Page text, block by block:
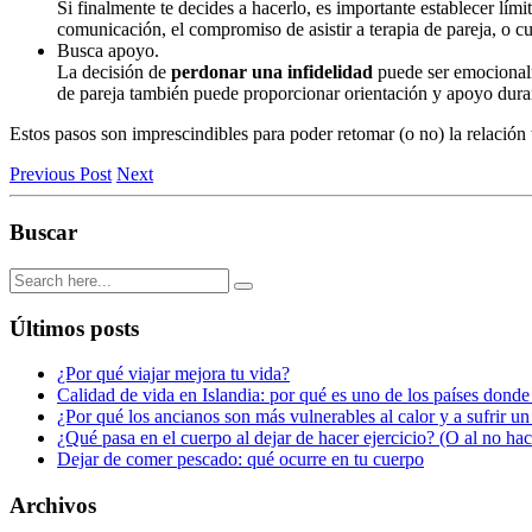
Si finalmente te decides a hacerlo, es importante establecer
comunicación, el compromiso de asistir a terapia de pareja, o
Busca apoyo.
La decisión de perdonar una infidelidad puede ser
de pareja también puede proporcionar orientación y apoyo
Estos pasos son imprescindibles para poder retomar (o no) la
Previous Post Next
Buscar
Últimos posts
¿Por qué viajar mejora tu vida?
Calidad de vida en Islandia: por qué es uno de los países
¿Por qué los ancianos son más vulnerables al calor y a sufrir
¿Qué pasa en el cuerpo al dejar de hacer ejercicio? (O al no
Dejar de comer pescado: qué ocurre en tu cuerpo
Archivos